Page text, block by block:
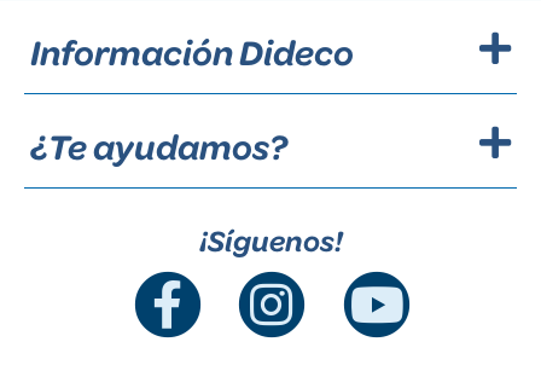
Información Dideco
¿Te ayudamos?
¡Síguenos!